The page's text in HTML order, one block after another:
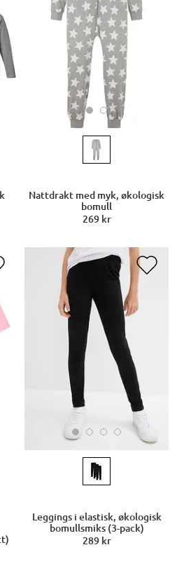
Nattdrakt med myk, økologisk
bomull
269 kr
Leggings i elastisk, økologisk
bomullsmiks (3-pack)
289 kr